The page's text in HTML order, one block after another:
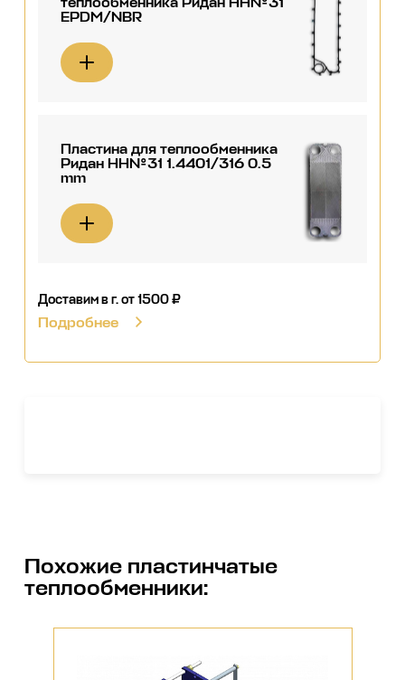
EPDM/NBR
Пластина для теплообменника
Ридан НН№31 1.4401/316 0.5
mm
Доставим в г.от 1500 ₽
Подробнее
Похожие пластинчатые
теплообменники: